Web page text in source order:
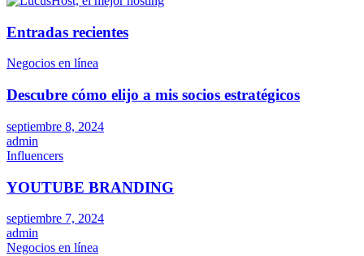
Entradas recientes
Negocios en línea
Descubre cómo elijo a mis socios estratégicos
septiembre 8, 2024
admin
Influencers
YOUTUBE BRANDING
septiembre 7, 2024
admin
Negocios en línea